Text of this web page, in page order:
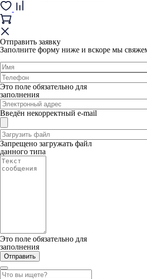
Отправить заявку
Заполните форму ниже и вскоре мы
Это поле обязательно для
заполнения
Введён некорректный e-mail
Запрещено загружать файл
данного типа
Это поле обязательно для
заполнения